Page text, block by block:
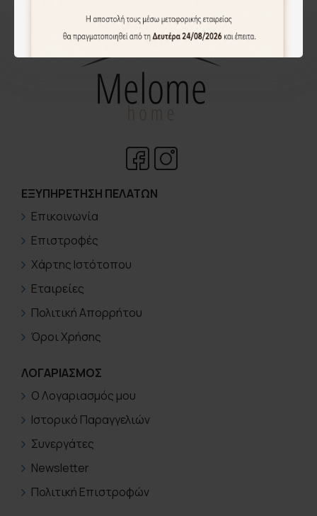
ΕΞΥΠΗΡΈΤΗΣΗ ΠΕΛΑΤΏΝ
Επικοινωνία
Επιστροφές
Χάρτης Ιστότοπου
Εταιρείες
Πολιτική Απορρήτου
Όροι Χρήσης
ΛΟΓΑΡΙΑΣΜΟΣ
Ο Λογαριασμός μου
Ιστορικό Παραγγελιών
Συνεργάτες
Newsletter
Πολιτική Επιστροφών